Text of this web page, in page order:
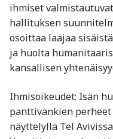
ihmiset
hallituksen
osoittaa laajaa
ja huolta
kansallisen
Ihmisoikeudet: Isän
panttivankien
näyttelyllä Tel Avivissa